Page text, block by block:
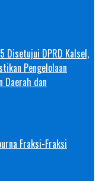
Disetujui DPRD Kalsel,
Pengelolaan
Daerah dan
Fraksi-Fraksi